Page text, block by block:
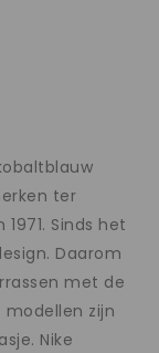
ter
Sinds het
Daarom
met de
zijn
Nike